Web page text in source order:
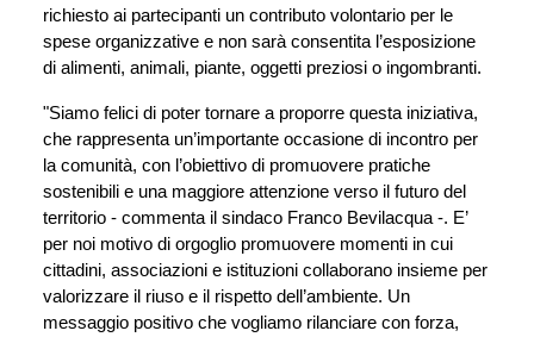
richiesto ai partecipanti un contributo volontario per le
spese organizzative e non sarà consentita l’esposizione
di alimenti, animali, piante, oggetti preziosi o ingombranti.
"Siamo felici di poter tornare a proporre questa iniziativa,
che rappresenta un’importante occasione di incontro per
la comunità, con l’obiettivo di promuovere pratiche
sostenibili e una maggiore attenzione verso il futuro del
territorio - commenta il sindaco Franco Bevilacqua -. E’
per noi motivo di orgoglio promuovere momenti in cui
cittadini, associazioni e istituzioni collaborano insieme per
valorizzare il riuso e il rispetto dell’ambiente. Un
messaggio positivo che vogliamo rilanciare con forza,